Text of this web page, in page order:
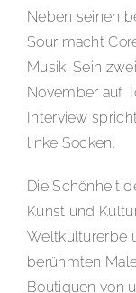
Neben seinen
Sour macht
Musik. Sein
November auf
Interview
linke Socken.
Die Schönheit
Kunst und
Weltkulturerbe
berühmten
Boutiquen von